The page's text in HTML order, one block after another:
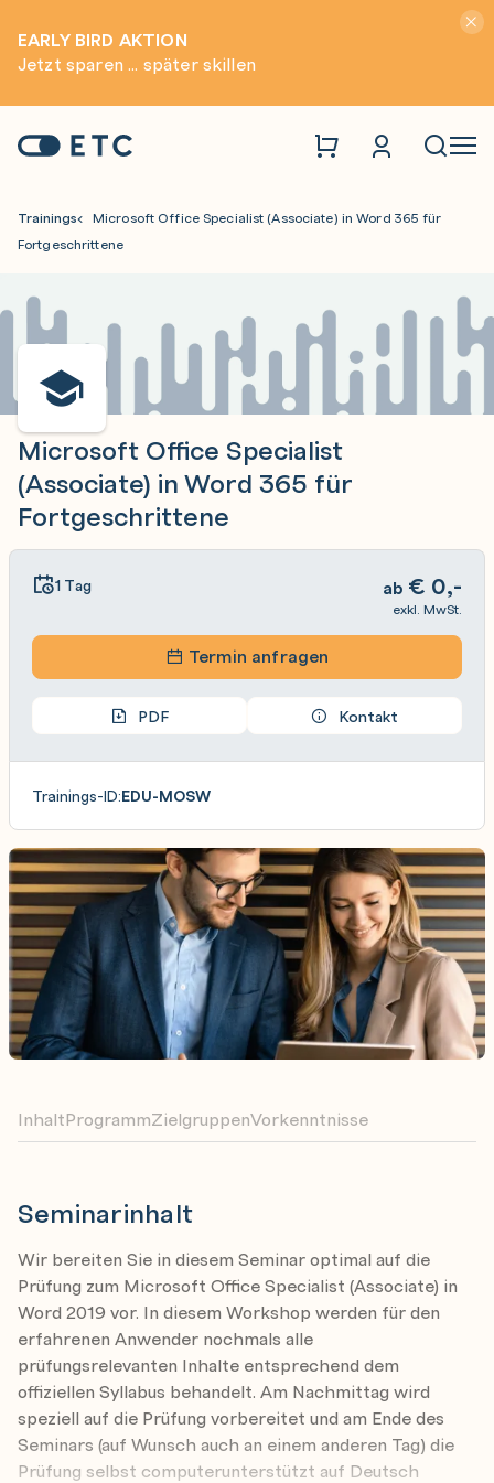
EARLY BIRD AKTION
Jetzt sparen ... später skillen
Startseite: ETC
Trainings
Microsoft Office Specialist (Associate) in Word 365 für
Fortgeschrittene
Microsoft Office Specialist
(Associate) in Word 365 für
Fortgeschrittene
Seminarinhalt
Wir bereiten Sie in diesem Seminar optimal auf die
Prüfung zum Microsoft Office Specialist (Associate) in
Word 2019 vor. In diesem Workshop werden für den
erfahrenen Anwender nochmals alle
prüfungsrelevanten Inhalte entsprechend dem
offiziellen Syllabus behandelt. Am Nachmittag wird
speziell auf die Prüfung vorbereitet und am Ende des
Seminars (auf Wunsch auch an einem anderen Tag) die
Prüfung selbst computerunterstützt auf Deutsch
InhaltProgrammZielgruppenVorkenntnisse
1 Tag ab € 0,-
exkl. MwSt.
Termin anfragen
PDF Kontakt
Trainings-ID:EDU-MOSW